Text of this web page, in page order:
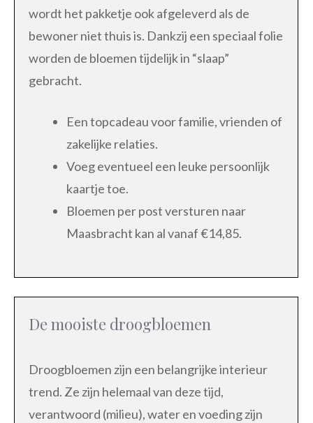
wordt het pakketje ook afgeleverd als de
bewoner niet thuis is. Dankzij een speciaal folie
worden de bloemen tijdelijk in “slaap”
gebracht.
Een topcadeau voor familie, vrienden of
zakelijke relaties.
Voeg eventueel een leuke persoonlijk
kaartje toe.
Bloemen per post versturen naar
Maasbracht kan al vanaf €14,85.
De mooiste droogbloemen
Droogbloemen zijn een belangrijke interieur
trend. Ze zijn helemaal van deze tijd,
verantwoord (milieu), water en voeding zijn